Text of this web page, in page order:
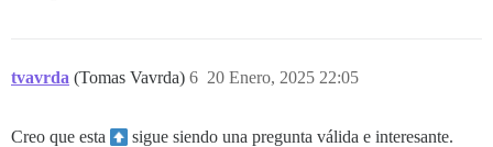
tvavrda (Tomas Vavrda) 20 Enero, 2025 22:05
6
Creo que esta sigue siendo una pregunta válida e interesante.